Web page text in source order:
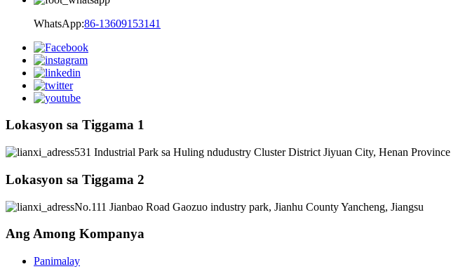
WhatsApp:86-13609153141
Lokasyon sa Tiggama 1
531 Industrial Park sa Huling ndudustry Cluster District Jiyuan City, Henan Province
Lokasyon sa Tiggama 2
No.111 Jianbao Road Gaozuo industry park, Jianhu County Yancheng, Jiangsu
Ang Among Kompanya
Panimalay